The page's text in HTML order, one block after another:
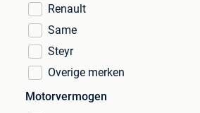
Renault
Same
Steyr
Overige merken
Motorvermogen